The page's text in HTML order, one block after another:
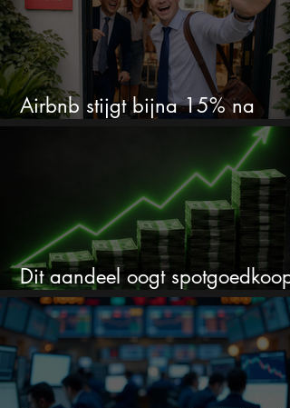
Airbnb stijgt bijna 15% na
cijfers: vooral dit AI-cijfer valt op
Dit aandeel oogt spotgoedkoop
voor hoeveel het kan stijgen